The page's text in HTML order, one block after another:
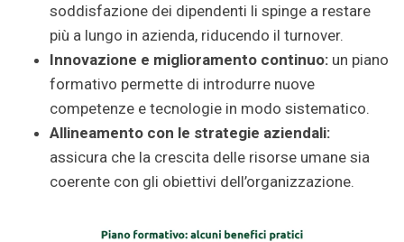
soddisfazione dei dipendenti li spinge a restare
più a lungo in azienda, riducendo il turnover.
Innovazione e miglioramento continuo: un piano
formativo permette di introdurre nuove
competenze e tecnologie in modo sistematico.
Allineamento con le strategie aziendali:
assicura che la crescita delle risorse umane sia
coerente con gli obiettivi dell’organizzazione.